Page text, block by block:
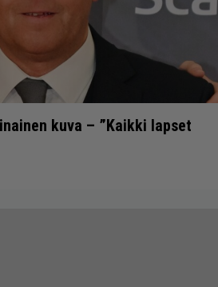
kuva – ”Kaikki lapset